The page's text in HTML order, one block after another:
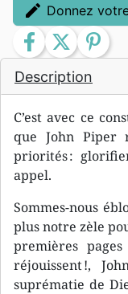
Description
C’est avec ce
que John Piper
priorités :
appel.
Sommes-nous
plus notre zèle
premières
réjouissent !,
suprématie de
edit Donnez
facebook twitter pinterest